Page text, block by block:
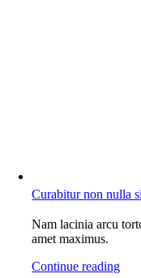
Curabitur non nulla
Nam lacinia arcu
amet maximus.
Continue reading